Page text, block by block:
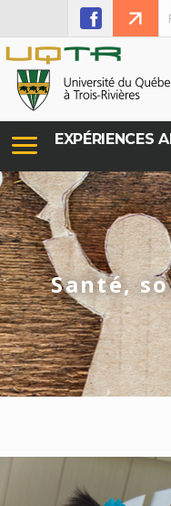
EXPÉRIENCES
Santé,